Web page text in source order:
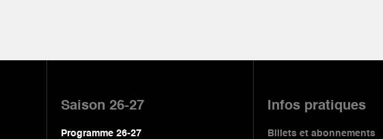
Saison 26-27
Programme 26-27
Infos pratiques
Billets et abonnements